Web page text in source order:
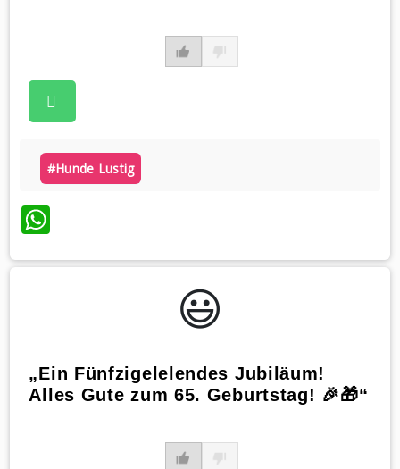
#hunde Lustig
WhatsApp
😃️
„Ein Fünfzigelelendes Jubiläum!
Alles Gute zum 65. Geburtstag! 🎉🎁“